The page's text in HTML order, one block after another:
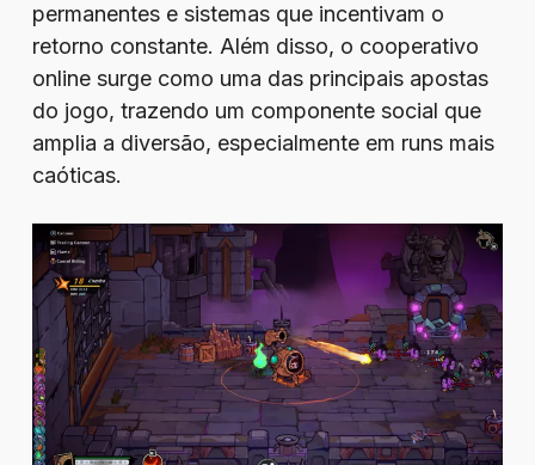
permanentes e sistemas que incentivam o
retorno constante. Além disso, o cooperativo
online surge como uma das principais apostas
do jogo, trazendo um componente social que
amplia a diversão, especialmente em runs mais
caóticas.